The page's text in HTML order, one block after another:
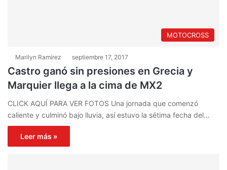
MOTOCROSS
Marilyn Ramírez septiembre 17, 2017
Castro ganó sin presiones en Grecia y
Marquier llega a la cima de MX2
CLICK AQUÍ PARA VER FOTOS Una jornada que comenzó
caliente y culminó bajo lluvia, así estuvo la sétima fecha del…
Leer más »